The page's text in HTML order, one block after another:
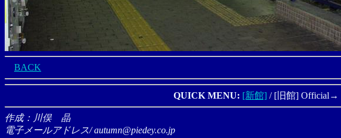
BACK
QUICK MENU: [新館] / [旧館] Official→
作成：川俣 晶
電子メールアドレス/ autumn@piedey.co.jp